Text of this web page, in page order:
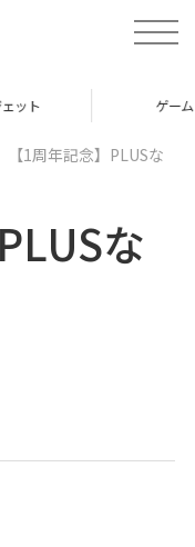
t
o
e
a
v
【1周年記念】PLUSな
な